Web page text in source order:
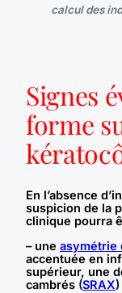
calcul des
Signes
forme
En l’absence
suspicion de la
clinique pourra
– une asymétrie
accentuée en
supérieur, une
cambrés (SRAX)